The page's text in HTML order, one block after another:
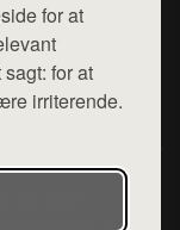
for at
for at
irriterende.
og privatlivspolitik
en række
produkter fra